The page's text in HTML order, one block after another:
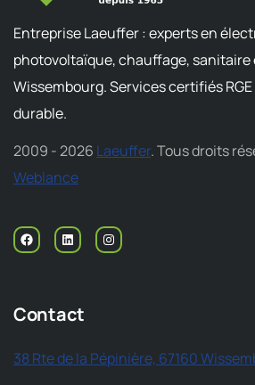
Entreprise Laeuffer : experts en
photovoltaïque, chauffage, sanitaire
Wissembourg. Services certifiés
durable.
2009 - 2026 Laeuffer. Tous droits
Weblance
Contact
38 Rte de la Pépinière, 67160